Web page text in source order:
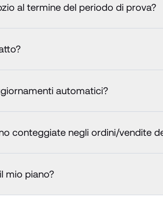
al termine del periodo di prova?
automatici?
conteggiate negli ordini/vendite
mio piano?